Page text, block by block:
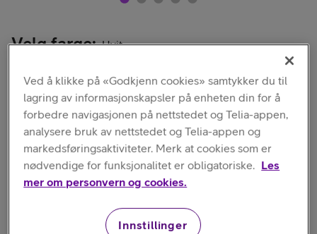
Velg farge: Hvit
Kort om produktet
Polaroid HiPrint. Den brukervennlige lommeskriveren for
bilder som kan festes.
Ved å klikke på «Godkjenn cookies» samtykker du til
lagring av informasjonskapsler på enheten din for å
forbedre navigasjonen på nettstedet og Telia-appen,
analysere bruk av nettstedet og Telia-appen og
markedsføringsaktiviteter. Merk at cookies som er
nødvendige for funksjonalitet er obligatoriske. Les
mer om personvern og cookies.
Innstillinger